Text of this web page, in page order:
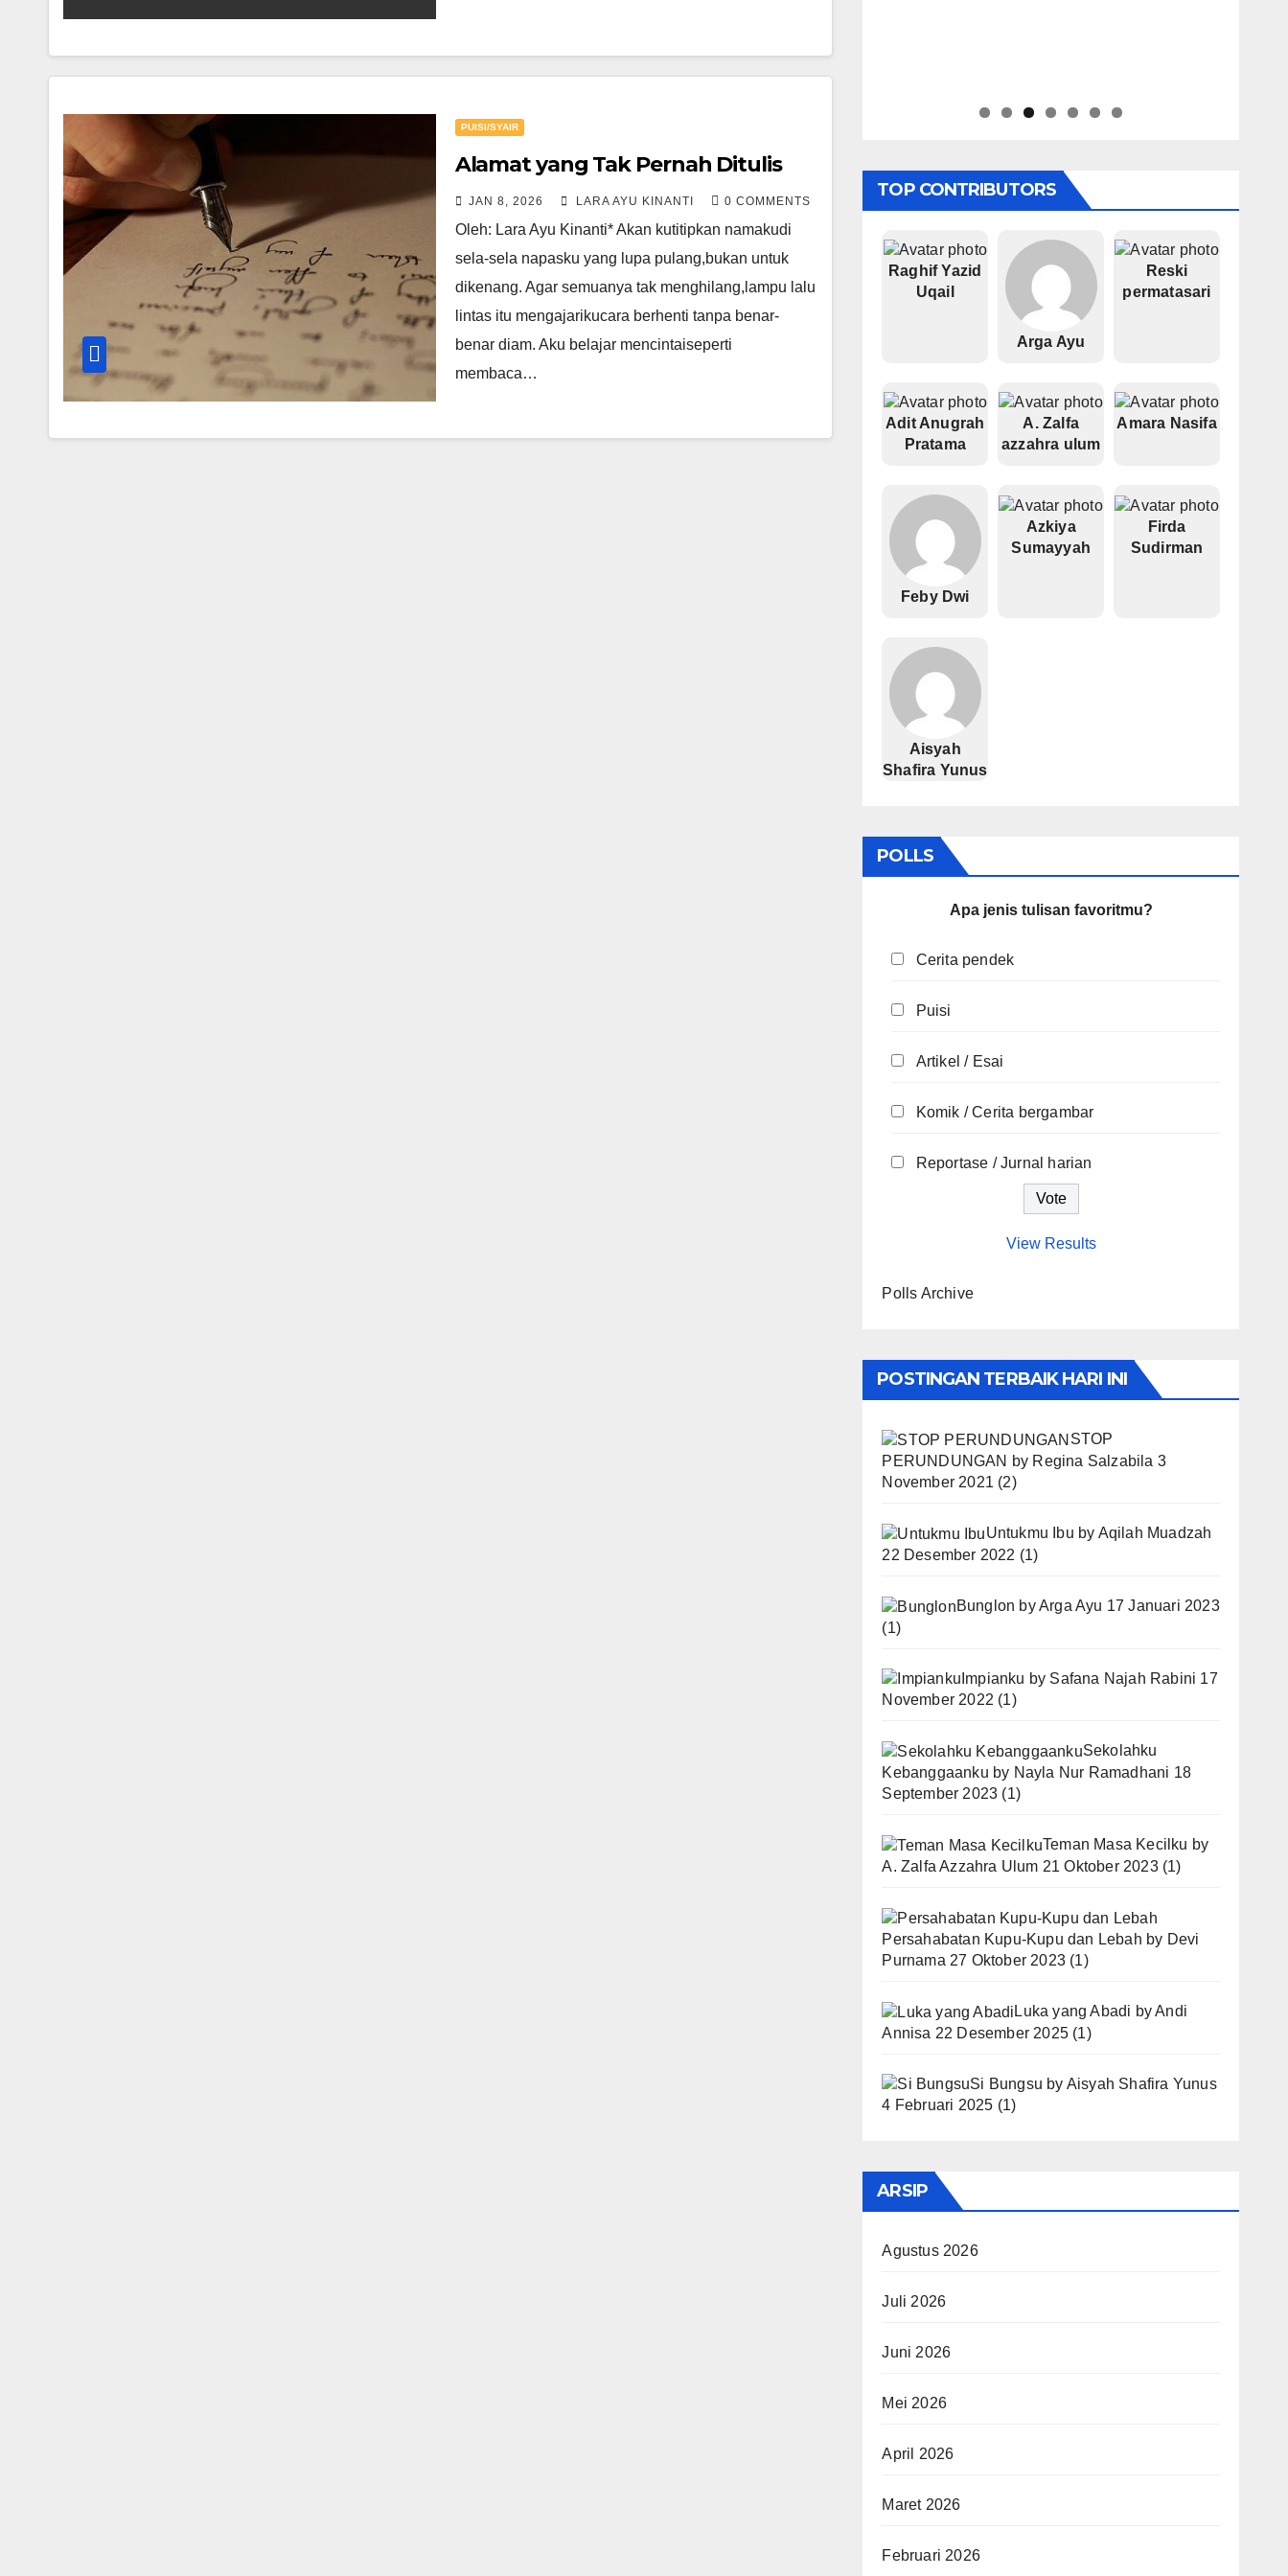
PUISI/SYAIR
Alamat yang Tak Pernah Ditulis
JAN 8, 2026 LARA AYU KINANTI 0 COMMENTS
Oleh: Lara Ayu Kinanti* Akan kutitipkan namakudi
sela-sela napasku yang lupa pulang,bukan untuk
dikenang. Agar semuanya tak menghilang,lampu lalu
lintas itu mengajarikucara berhenti tanpa benar-
benar diam. Aku belajar mencintaiseperti
membaca…
TOP CONTRIBUTORS
Raghif Yazid
Uqail
Arga Ayu
Reski
permatasari
Adit Anugrah
Pratama
A. Zalfa
azzahra ulum
Amara Nasifa
Feby Dwi
Azkiya
Sumayyah
Firda
Sudirman
Aisyah
Shafira Yunus
POLLS
Apa jenis tulisan favoritmu?
Cerita pendek
Puisi
Artikel / Esai
Komik / Cerita bergambar
Reportase / Jurnal harian
View Results
Polls Archive
POSTINGAN TERBAIK HARI INI
STOP
PERUNDUNGAN by Regina Salzabila 3
November 2021 (2)
Untukmu Ibu by Aqilah Muadzah
22 Desember 2022 (1)
Bunglon byArga Ayu 17 Januari 2023
(1)
Impianku by Safana Najah Rabini 17
November 2022 (1)
Sekolahku
Kebanggaanku by Nayla Nur Ramadhani 18
September 2023 (1)
Teman Masa Kecilku by
A. Zalfa Azzahra Ulum 21 Oktober 2023 (1)
Persahabatan Kupu-Kupu dan Lebah by Devi
Purnama 27 Oktober 2023 (1)
Luka yang Abadi byAndi
Annisa 22 Desember 2025 (1)
Si Bungsu by Aisyah Shafira Yunus
4 Februari 2025 (1)
ARSIP
Agustus 2026
Juli 2026
Juni 2026
Mei 2026
April 2026
Maret 2026
Februari 2026